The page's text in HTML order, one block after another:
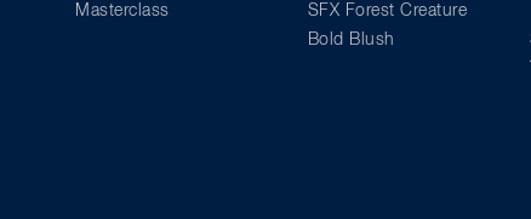
Masterclass
SFX Forest Creature
Bold Blush